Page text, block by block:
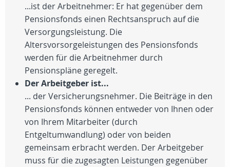
...ist der Arbeitnehmer: Er hat gegenüber dem
Pensionsfonds einen Rechtsanspruch auf die
Versorgungsleistung. Die
Altersvorsorgeleistungen des Pensionsfonds
werden für die Arbeitnehmer durch
Pensionspläne geregelt.
Der Arbeitgeber ist...
... der Versicherungsnehmer. Die Beiträge in den
Pensionsfonds können entweder von Ihnen oder
von Ihrem Mitarbeiter (durch
Entgeltumwandlung) oder von beiden
gemeinsam erbracht werden. Der Arbeitgeber
muss für die zugesagten Leistungen gegenüber